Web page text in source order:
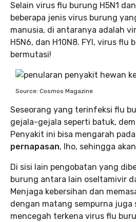
Selain virus flu burung H5N1
beberapa jenis virus burung
manusia, di antaranya adalah
H5N6, dan H10N8. FYI, virus flu
bermutasi!
Source: Cosmos Magazine
Seseorang yang terinfeksi flu
gejala-gejala seperti batuk,
Penyakit ini bisa mengarah pada
pernapasan, lho, sehingga
Di sisi lain pengobatan yang
burung antara lain oseltamivir
Menjaga kebersihan dan
dengan matang sempurna juga
mencegah terkena virus flu